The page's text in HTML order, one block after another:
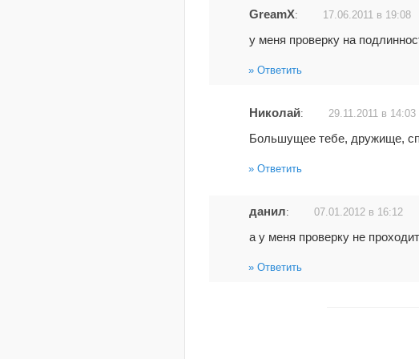
GreamX: 17.06.2011 в 19:08
у меня проверку на
Ответить
Николай: 29.11.2011 в 14:03
Большущее тебе, дружище,
Ответить
данил: 07.01.2012 в 16:12
а у меня проверку не
Ответить